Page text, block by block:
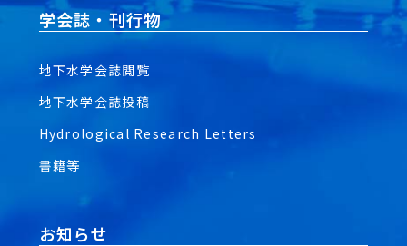
学会誌・刊行物
地下水学会誌閲覧
地下水学会誌投稿
Hydrological Research Letters
書籍等
お知らせ